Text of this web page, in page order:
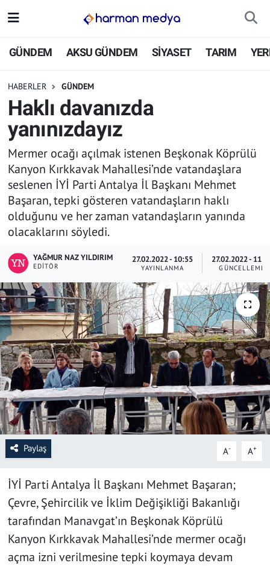
GÜNDEM AKSU GÜNDEM SİYASET TARIM
HABERLER GÜNDEM
Haklı davanızda
yanınızdayız
Mermer ocağı açılmak istenen Beşkonak Köprülü
Kanyon Kırkkavak Mahallesi’nde vatandaşlara
seslenen İYİ Parti Antalya İl Başkanı Mehmet
Başaran, tepki gösteren vatandaşların haklı
olduğunu ve her zaman vatandaşların yanında
olacaklarını söyledi.
YAĞMUR NAZ YILDIRIM
EDITÖR
27.02.2022 - 10:55
YAYINLANMA
27.02.2022 -
GÜNCELLEME
Paylaş A- A+
İYİ Parti Antalya İl Başkanı Mehmet Başaran;
Çevre, Şehircilik ve İklim Değişikliği Bakanlığı
tarafından Manavgat’ın Beşkonak Köprülü
Kanyon Kırkkavak Mahallesi’nde mermer ocağı
açma izni verilmesine tepki koymaya devam
GÜNDEM
SİYASET
TARIM
YEREL YÖNETİMLER
EKONOMİ
ASAYİŞ
SPOR
SAĞLIK
YAŞAM
KÜLTÜR SANAT
EĞİTİM
İstanbul Nöbetçi Eczaneler
İstanbul Trafik Yoğunluk Haritası
Süper Lig Puan Durumu ve Fikstür
Tüm Manşetler
Son Dakika Haberleri
Haber Arşivi